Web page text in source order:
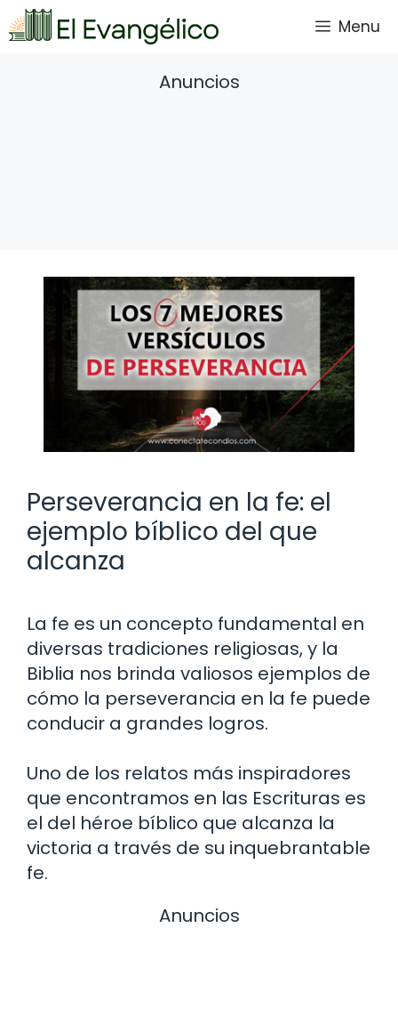
Saltar
al
Menu
Anuncios
Perseverancia en la fe: el
ejemplo bíblico del que
alcanza
La fe es un concepto fundamental en
diversas tradiciones religiosas, y la
Biblia nos brinda valiosos ejemplos de
cómo la perseverancia en la fe puede
conducir a grandes logros.
Uno de los relatos más inspiradores
que encontramos en las Escrituras es
el del héroe bíblico que alcanza la
victoria a través de su inquebrantable
fe.
Anuncios